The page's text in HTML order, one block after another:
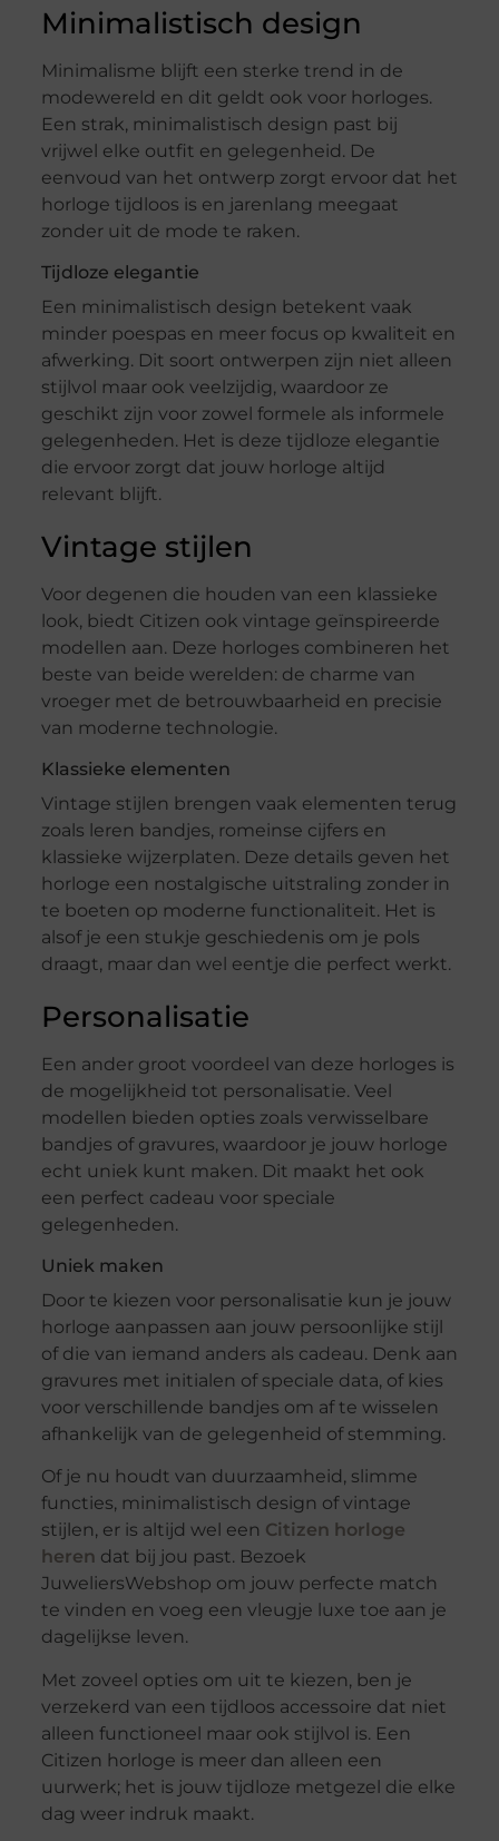
Minimalistisch design
Minimalisme blijft een sterke trend in de
modewereld en dit geldt ook voor horloges.
Een strak, minimalistisch design past bij
vrijwel elke outfit en gelegenheid. De
eenvoud van het ontwerp zorgt ervoor dat het
horloge tijdloos is en jarenlang meegaat
zonder uit de mode te raken.
Tijdloze elegantie
Een minimalistisch design betekent vaak
minder poespas en meer focus op kwaliteit en
afwerking. Dit soort ontwerpen zijn niet alleen
stijlvol maar ook veelzijdig, waardoor ze
geschikt zijn voor zowel formele als informele
gelegenheden. Het is deze tijdloze elegantie
die ervoor zorgt dat jouw horloge altijd
relevant blijft.
Vintage stijlen
Voor degenen die houden van een klassieke
look, biedt Citizen ook vintage geïnspireerde
modellen aan. Deze horloges combineren het
beste van beide werelden: de charme van
vroeger met de betrouwbaarheid en precisie
van moderne technologie.
Klassieke elementen
Vintage stijlen brengen vaak elementen terug
zoals leren bandjes, romeinse cijfers en
klassieke wijzerplaten. Deze details geven het
horloge een nostalgische uitstraling zonder in
te boeten op moderne functionaliteit. Het is
alsof je een stukje geschiedenis om je pols
draagt, maar dan wel eentje die perfect werkt.
Personalisatie
Een ander groot voordeel van deze horloges is
de mogelijkheid tot personalisatie. Veel
modellen bieden opties zoals verwisselbare
bandjes of gravures, waardoor je jouw horloge
echt uniek kunt maken. Dit maakt het ook
een perfect cadeau voor speciale
gelegenheden.
Uniek maken
Door te kiezen voor personalisatie kun je jouw
horloge aanpassen aan jouw persoonlijke stijl
of die van iemand anders als cadeau. Denk aan
gravures met initialen of speciale data, of kies
voor verschillende bandjes om af te wisselen
afhankelijk van de gelegenheid of stemming.
Of je nu houdt van duurzaamheid, slimme
functies, minimalistisch design of vintage
stijlen, er is altijd wel een Citizen horloge
heren dat bij jou past. Bezoek
JuweliersWebshop om jouw perfecte match
te vinden en voeg een vleugje luxe toe aan je
dagelijkse leven.
Met zoveel opties om uit te kiezen, ben je
verzekerd van een tijdloos accessoire dat niet
alleen functioneel maar ook stijlvol is. Een
Citizen horloge is meer dan alleen een
uurwerk; het is jouw tijdloze metgezel die elke
dag weer indruk maakt.